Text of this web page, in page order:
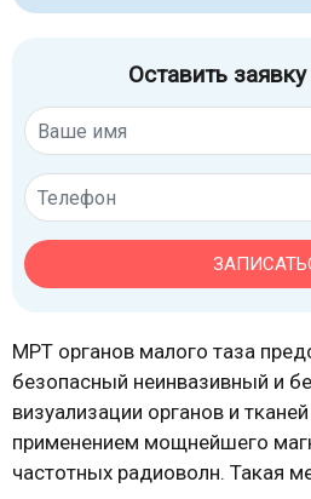
Оставить
МРТ органов малого таза
безопасный неинвазивный и
визуализации органов и
применением мощнейшего
частотных радиоволн. Такая